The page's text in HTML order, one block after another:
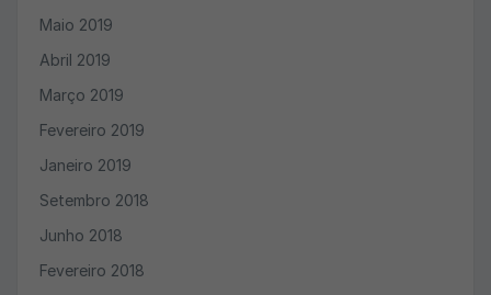
Maio 2019
Abril 2019
Março 2019
Fevereiro 2019
Janeiro 2019
Setembro 2018
Junho 2018
Fevereiro 2018